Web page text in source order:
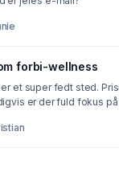
forbi-wellness
er et super fedt sted.
er der fuld fokus